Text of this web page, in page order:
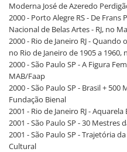
Moderna José de Azeredo
2000 - Porto Alegre RS - De
Nacional de Belas Artes - RJ, no
2000 - Rio de Janeiro RJ -
no Rio de Janeiro de 1905 a 1960,
2000 - São Paulo SP - A Figura
MAB/Faap
2000 - São Paulo SP - Brasil +
Fundação Bienal
2001 - Rio de Janeiro RJ -
2001 - São Paulo SP - 30 Mestres
2001 - São Paulo SP - Trajetória
Cultural